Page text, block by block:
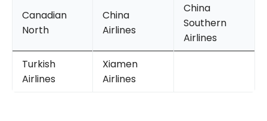
Canadian
North
China
Airlines
China
Southern
Airlines
Turkish
Airlines
Xiamen
Airlines